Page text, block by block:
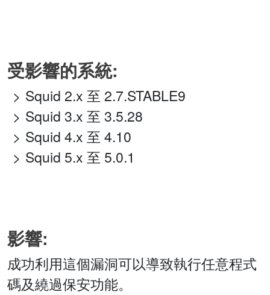
受影響的系統:
Squid 2.x 至 2.7.STABLE9
Squid 3.x 至 3.5.28
Squid 4.x 至 4.10
Squid 5.x 至 5.0.1
影響:
成功利用這個漏洞可以導致執行任意程式
碼及繞過保安功能。